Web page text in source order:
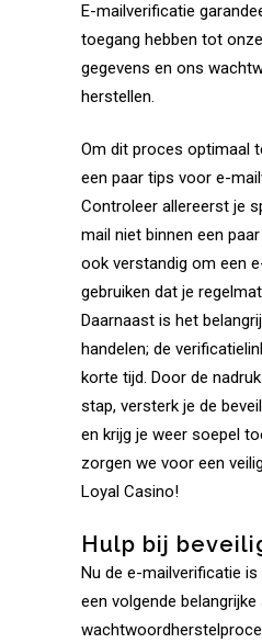
E-mailverificatie
toegang hebben tot
gegevens en ons
herstellen.
Om dit proces optimaal
een paar tips voor e-
Controleer allereerst je
mail niet binnen een
ook verstandig om een
gebruiken dat je
Daarnaast is het
handelen; de
korte tijd. Door de
stap, versterk je de
en krijg je weer soepel
zorgen we voor een
Loyal Casino!
Hulp bij
Nu de e-mailverificatie
een volgende